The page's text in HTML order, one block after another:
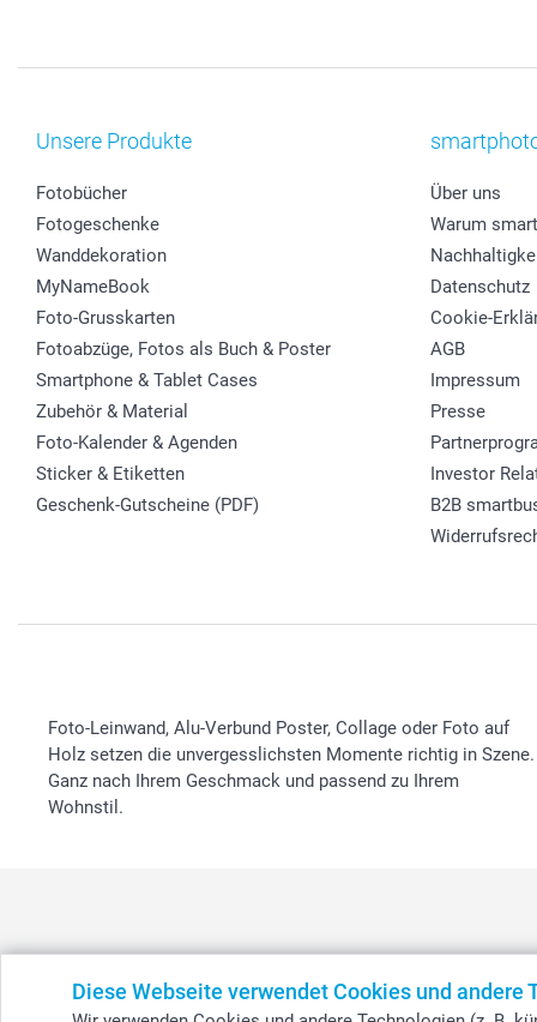
Diese Webseite verwendet Cookies und andere
Unsere Produkte
Fotobücher
Fotogeschenke
Wanddekoration
MyNameBook
Foto-Grusskarten
Fotoabzüge, Fotos als Buch & Poster
Smartphone & Tablet Cases
Zubehör & Material
Foto-Kalender & Agenden
Sticker & Etiketten
Geschenk-Gutscheine (PDF)
Über uns
Warum
Datenschutz
Cookie-
AGB
Impressum
Presse
Investor
B2B
Foto-Leinwand, Alu-Verbund Poster, Collage oder Foto auf
Holz setzen die unvergesslichsten Momente richtig in Szene.
Ganz nach Ihrem Geschmack und passend zu Ihrem
Wohnstil.